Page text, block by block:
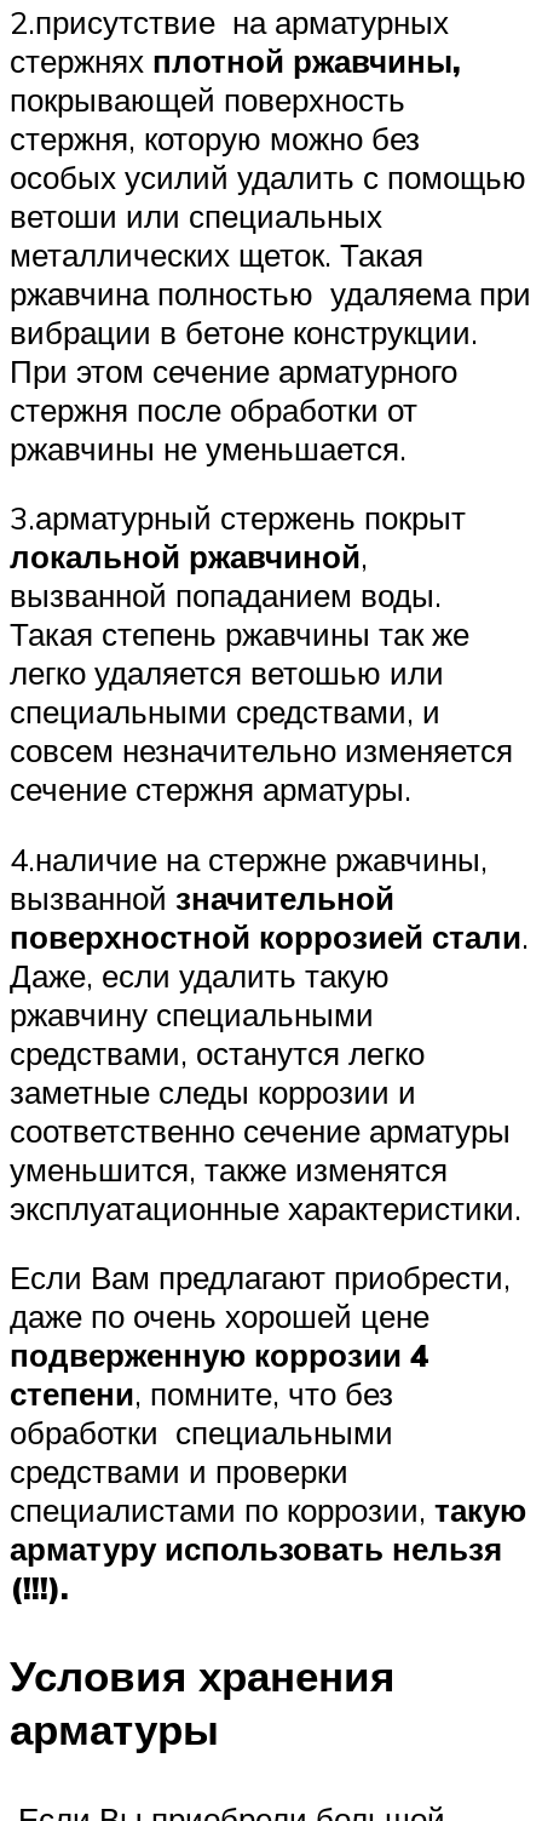
2.присутствие на арматурных
стержнях плотной ржавчины,
покрывающей поверхность
стержня, которую можно без
особых усилий удалить с помощью
ветоши или специальных
металлических щеток. Такая
ржавчина полностью удаляема при
вибрации в бетоне конструкции.
При этом сечение арматурного
стержня после обработки от
ржавчины не уменьшается.
3.арматурный стержень покрыт
локальной ржавчиной,
вызванной попаданием воды.
Такая степень ржавчины так же
легко удаляется ветошью или
специальными средствами, и
совсем незначительно изменяется
сечение стержня арматуры.
4.наличие на стержне ржавчины,
вызванной значительной
поверхностной коррозией стали.
Даже, если удалить такую
ржавчину специальными
средствами, останутся легко
заметные следы коррозии и
соответственно сечение арматуры
уменьшится, также изменятся
эксплуатационные характеристики.
Если Вам предлагают приобрести,
даже по очень хорошей цене
подверженную коррозии 4
степени, помните, что без
обработки специальными
средствами и проверки
специалистами по коррозии, такую
арматуру использовать нельзя
(!!!).
Условия хранения
арматуры